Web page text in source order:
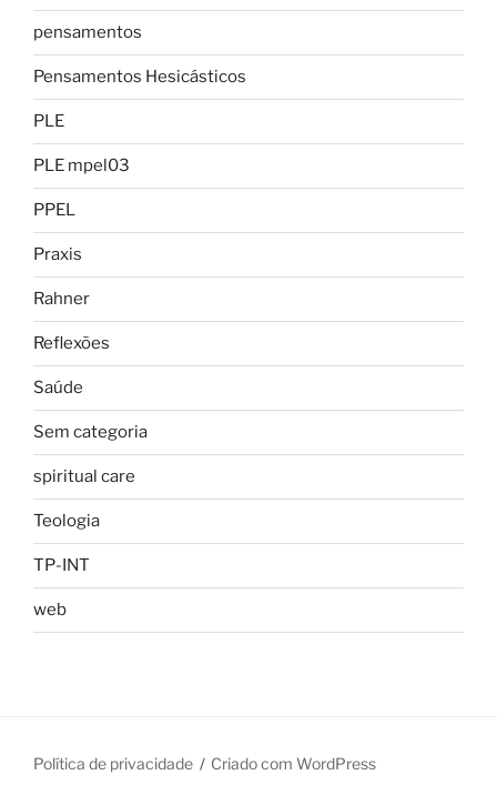
pensamentos
Pensamentos Hesicásticos
PLE
PLE mpel03
PPEL
Praxis
Rahner
Reflexões
Saúde
Sem categoria
spiritual care
Teologia
TP-INT
web
Política de privacidade Criado com WordPress